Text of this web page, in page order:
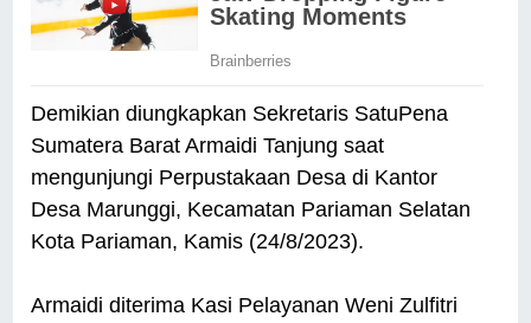
Demikian diungkapkan Sekretaris SatuPena
Sumatera Barat Armaidi Tanjung saat
mengunjungi Perpustakaan Desa di Kantor
Desa Marunggi, Kecamatan Pariaman Selatan
Kota Pariaman, Kamis (24/8/2023).
Armaidi diterima Kasi Pelayanan Weni Zulfitri